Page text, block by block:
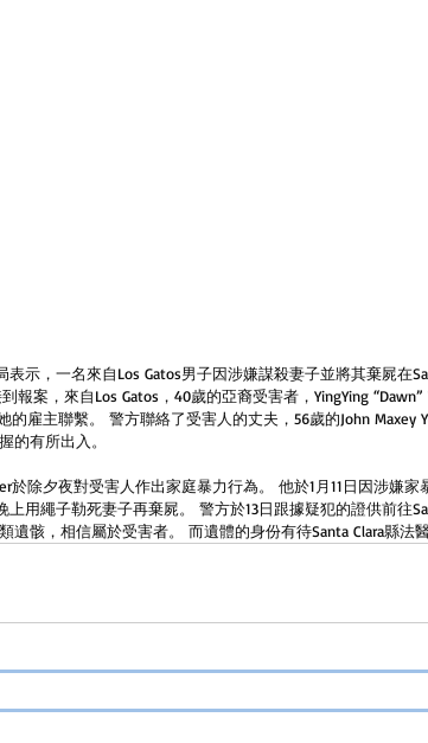
表示，一名來自Los Gatos男子因涉嫌謀殺妻子並將其棄屍在
報案，來自Los Gatos，40歲的亞裔受害者，YingYing “Dawn”
雇主聯繫。 警方聯絡了受害人的丈夫，56歲的John Maxey
的有所出入。
於除夕夜對受害人作出家庭暴力行為。 他於1月11日因涉嫌家
上用繩子勒死妻子再棄屍。 警方於13日跟據疑犯的證供前往
遺骸，相信屬於受害者。 而遺體的身份有待Santa Clara縣法醫